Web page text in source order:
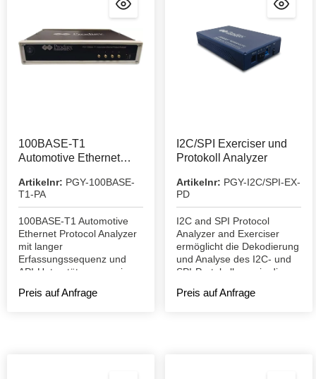
100BASE-T1
Automotive Ethernet
Artikelnr: PGY-100BASE-
T1-PA
100BASE-T1 Automotive
Ethernet Protocol Analyzer
mit langer
Erfassungssequenz und
API-Unterstützung sowie
Preis auf Anfrage
I2C/SPI Exerciser und
Protokoll Analyzer
Artikelnr: PGY-I2C/SPI-EX-
PD
I2C and SPI Protocol
Analyzer and Exerciser
ermöglicht die Dekodierung
und Analyse des I2C- und
SPI-Protokolls sowie die
SPI-Protokoll.
Preis auf Anfrage